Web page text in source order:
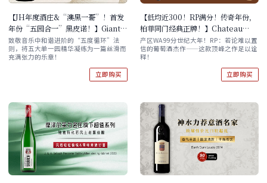
【JH年度酒庄&“澳黑一哥”！首发
年份“五园合一”黑皮诺！】Giant
Steps Circle of Fifths Pinot Noir
Yarra Valley 2024
致敬音乐中和谐进阶的“五度循环”法
则，将五大单一园精华凝练为一篇丝滑而
充满张力的乐章！
立即购买
【低均近300！RP满分！传奇年份，
柏菲同门经典正牌！】Chateau
Bellevue-Mondotte Saint-
Emilion Grand Cru 2005 现货
产区WA 99分世纪大年！RP：若论难以置
信的葡萄酒杰作——这款顶峰之作足以诠
释！
立即购买